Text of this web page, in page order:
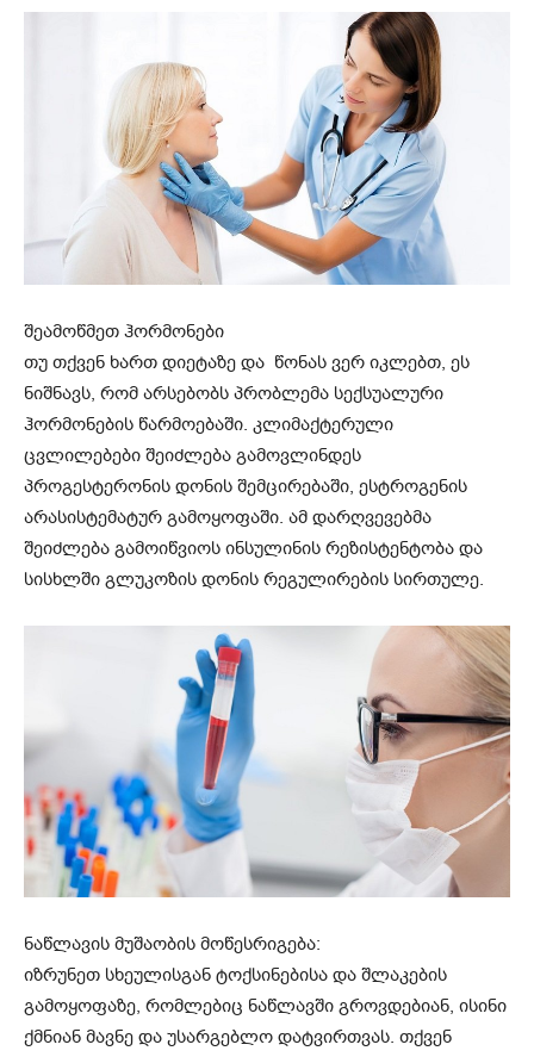
შეამოწმეთ ჰორმონები
თუ თქვენ ხართ დიეტაზე და წონას ვერ იკლებთ, ეს
ნიშნავს, რომ არსებობს პრობლემა სექსუალური
ჰორმონების წარმოებაში. კლიმაქტერული
ცვლილებები შეიძლება გამოვლინდეს
პროგესტერონის დონის შემცირებაში, ესტროგენის
არასისტემატურ გამოყოფაში. ამ დარღვევებმა
შეიძლება გამოიწვიოს ინსულინის რეზისტენტობა და
სისხლში გლუკოზის დონის რეგულირების სირთულე.
ნაწლავის მუშაობის მოწესრიგება:
იზრუნეთ სხეულისგან ტოქსინებისა და შლაკების
გამოყოფაზე, რომლებიც ნაწლავში გროვდებიან, ისინი
ქმნიან მავნე და უსარგებლო დატვირთვას. თქვენ